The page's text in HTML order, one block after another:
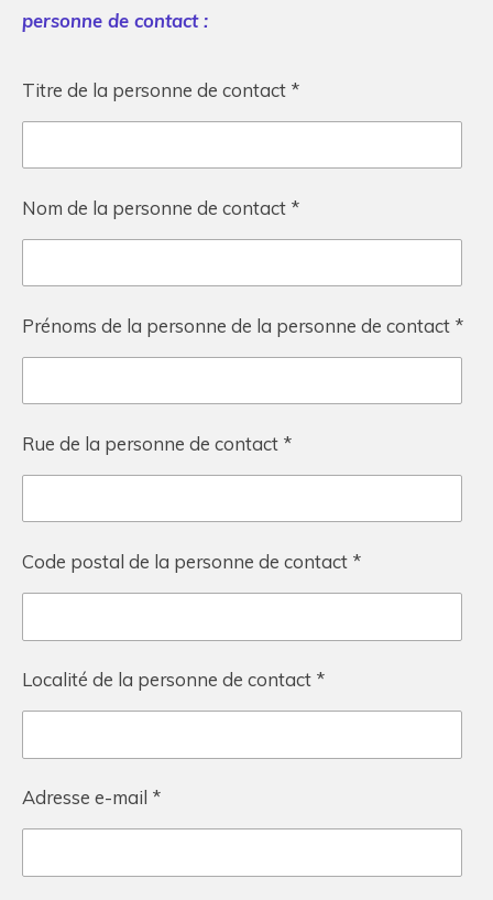
personne de contact :
Titre de la personne de contact *
Nom de la personne de contact *
Prénoms de la personne de la personne de contact *
Rue de la personne de contact *
Code postal de la personne de contact *
Localité de la personne de contact *
Adresse e-mail *